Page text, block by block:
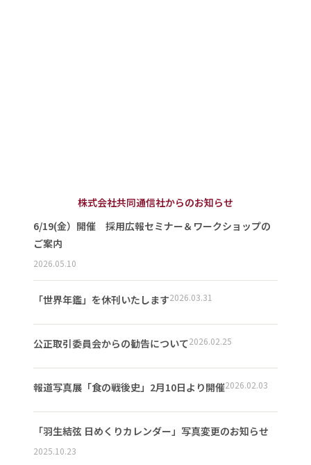
株式会社共同通信社からのお知らせ
6/19(金）開催 採用広報セミナー＆ワークショップの
ご案内
2026.05.10
「世界年鑑」を休刊いたします2026.03.31
公正取引委員会からの勧告について2026.02.25
報道写真展「食の戦後史」2月10日より開催2026.02.03
「羽生結弦 日めくりカレンダー」写真変更のお知らせ
2025.10.23